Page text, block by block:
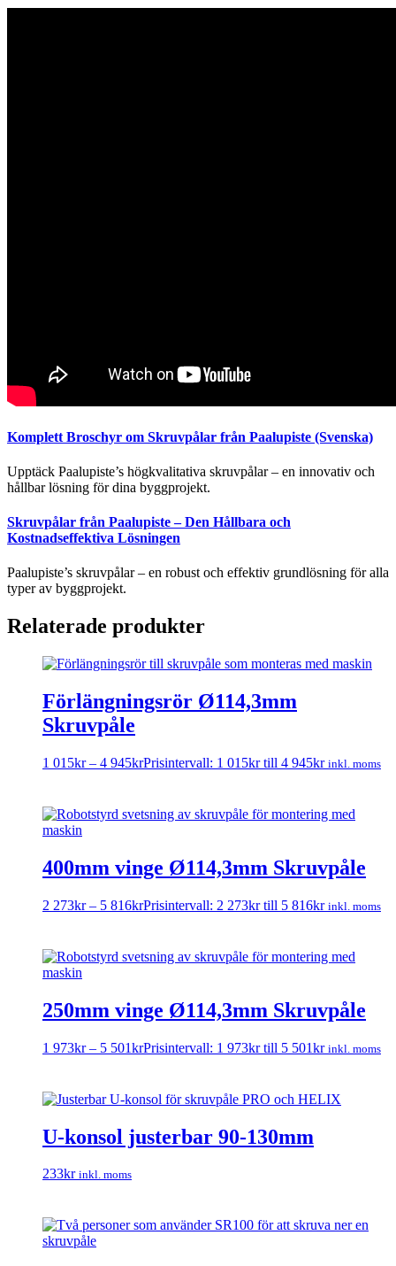
Komplett Broschyr om Skruvpålar från Paalupiste (Svenska)
Upptäck Paalupiste’s högkvalitativa skruvpålar – en innovativ och
hållbar lösning för dina byggprojekt.
Skruvpålar från Paalupiste – Den Hållbara och
Kostnadseffektiva Lösningen
Paalupiste’s skruvpålar – en robust och effektiv grundlösning för alla
typer av byggprojekt.
Relaterade produkter
Förlängningsrör Ø114,3mm
Skruvpåle
1 015kr – 4 945krPrisintervall: 1 015kr till 4 945kr inkl. moms
400mm vinge Ø114,3mm Skruvpåle
2 273kr – 5 816krPrisintervall: 2 273kr till 5 816kr inkl. moms
250mm vinge Ø114,3mm Skruvpåle
1 973kr – 5 501krPrisintervall: 1 973kr till 5 501kr inkl. moms
U-konsol justerbar 90-130mm
233kr inkl. moms